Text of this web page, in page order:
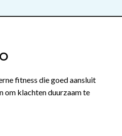
fitness die goed aansluit
om klachten duurzaam te